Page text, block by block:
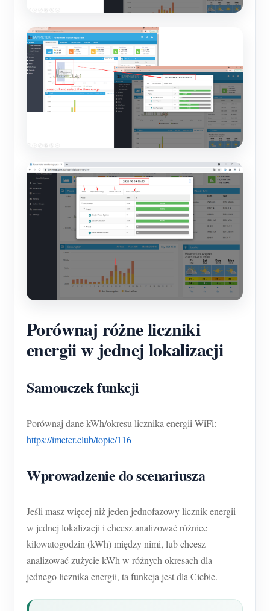
Porównaj różne liczniki
energii w jednej lokalizacji
Samouczek funkcji
Porównaj dane kWh/okresu licznika energii WiFi:
https://imeter.club/topic/116
Wprowadzenie do scenariusza
Jeśli masz więcej niż jeden jednofazowy licznik energii
w jednej lokalizacji i chcesz analizować różnice
kilowatogodzin (kWh) między nimi, lub chcesz
analizować zużycie kWh w różnych okresach dla
jednego licznika energii, ta funkcja jest dla Ciebie.